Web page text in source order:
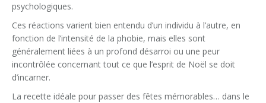
psychologiques.
Ces réactions varient bien entendu d’un individu à l’autre, en
fonction de l’intensité de la phobie, mais elles sont
généralement liées à un profond désarroi ou une peur
incontrôlée concernant tout ce que l’esprit de Noël se doit
d’incarner.
La recette idéale pour passer des fêtes mémorables… dans le